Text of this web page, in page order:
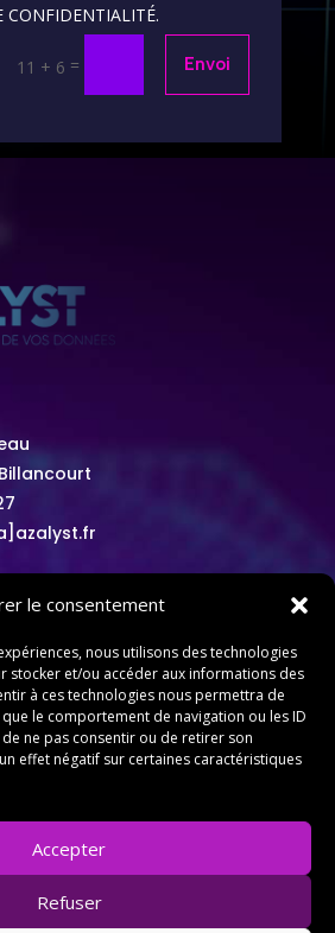
le consentement
nous utilisons des technologies
stocker et/ou accéder aux informations des
à ces technologies nous permettra de
le comportement de navigation ou les ID
ne pas consentir ou de retirer son
effet négatif sur certaines caractéristiques
Accepter
Refuser
CONFIDENTIALITÉ.
11 + 6 = Envoi